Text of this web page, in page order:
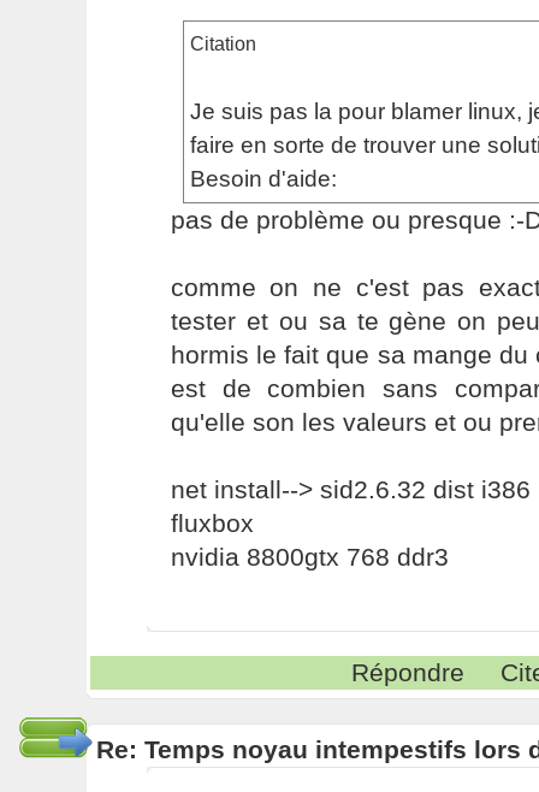
Citation
Je suis pas la pour blamer linux,
faire en sorte de trouver une
Besoin d'aide:
pas de problème ou presque :-
comme on ne c'est pas
tester et ou sa te gène on
hormis le fait que sa mange
est de combien sans
qu'elle son les valeurs et ou
net install--> sid2.6.32 dist i386
fluxbox
nvidia 8800gtx 768 ddr3
Répondre
Re: Temps noyau intempestifs lors